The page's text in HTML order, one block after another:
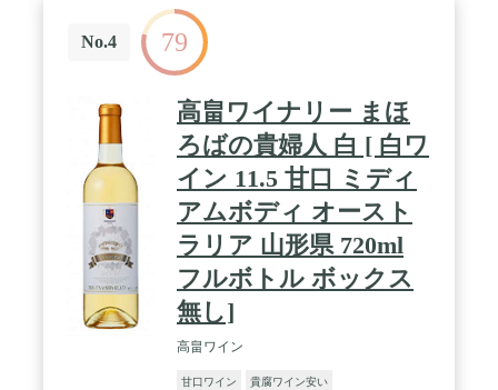
の日 ハロウィン クリスマス お歳暮 お見舞い 快気
祝い 引越し 志 退職 内祝い 出産内祝い お礼 結婚祝
い 結婚内祝い 誕生日 開店祝い 昇格祝い 昇進 定年
退職 退職 送別会 贈答品 粗品 手土産 新年会 忘年会
No.4 79
高畠ワイナリー まほ
ろばの貴婦人 白 [ 白ワ
イン 11.5 甘口 ミディ
アムボディ オースト
ラリア 山形県 720ml
フルボトル ボックス
無し]
高畠ワイン
甘口ワイン 貴腐ワイン安い